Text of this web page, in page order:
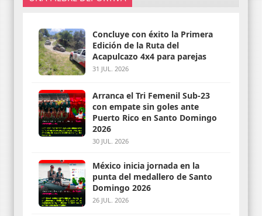
Concluye con éxito la Primera
Edición de la Ruta del
Acapulcazo 4x4 para parejas
31 JUL. 2026
Arranca el Tri Femenil Sub-23
con empate sin goles ante
Puerto Rico en Santo Domingo
2026
30 JUL. 2026
México inicia jornada en la
punta del medallero de Santo
Domingo 2026
26 JUL. 2026